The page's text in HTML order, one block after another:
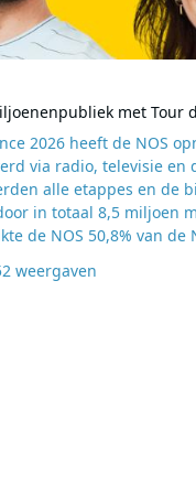
met Tour
2026 heeft de NOS
via radio, televisie en
alle etappes en de
in totaal 8,5 miljoen
de NOS 50,8% van de
verwerkt, worden op
weergaven